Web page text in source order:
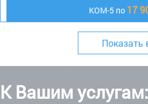
КОМ-5 по 17
Показать
К Вашим услугам: